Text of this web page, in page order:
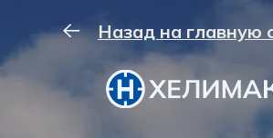
Назад на главную страницу